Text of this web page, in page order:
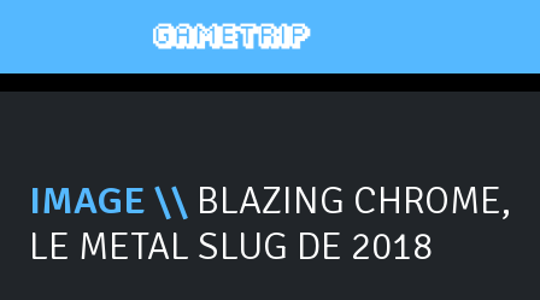
IMAGE \\ BLAZING CHROME,
LE METAL SLUG DE 2018